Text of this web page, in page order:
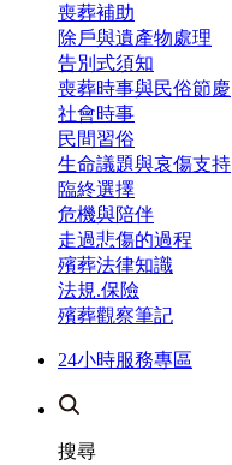
喪葬補助
除戶與遺產物處理
告別式須知
喪葬時事與民俗節慶
社會時事
民間習俗
生命議題與哀傷支持
臨終選擇
危機與陪伴
走過悲傷的過程
殯葬法律知識
法規.保險
殯葬觀察筆記
24小時服務專區
搜尋